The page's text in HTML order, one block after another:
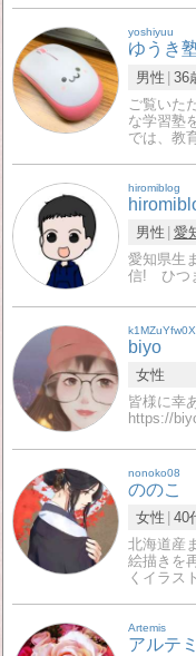
yoshiyuu
ゆうき
男性 36
ご覧いた
な学習塾
では、教
hiromiblog
男性 愛
愛知県生
信! ひつ
biyo
女性
皆様に幸
https://
nonoko08
ののこ
女性 40
北海道産
絵描きを
くイラス
Artemis
アルテ